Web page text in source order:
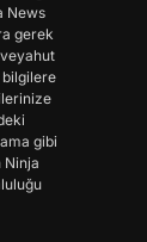
News
gerek
bilgilere
gibi
Ninja